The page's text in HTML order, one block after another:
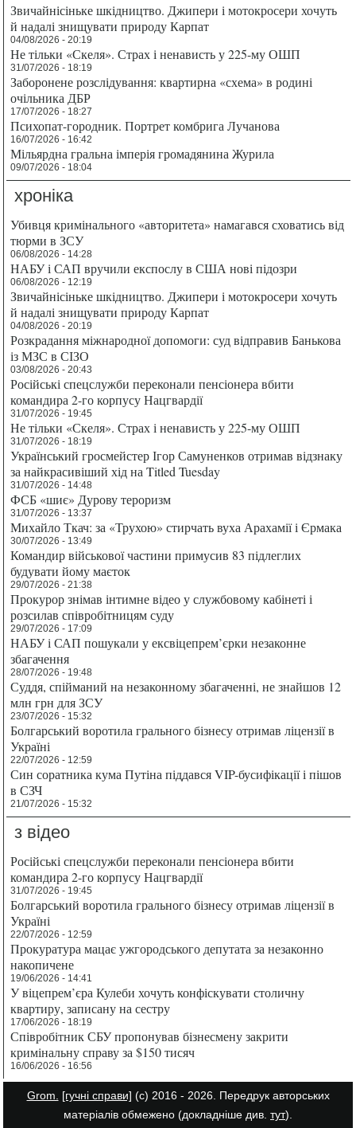
Звичайнісіньке шкідництво. Джипери і мотокросери хочуть
й надалі знищувати природу Карпат
04/08/2026 - 20:19
Не тільки «Скеля». Страх і ненависть у 225-му ОШП
31/07/2026 - 18:19
Заборонене розслідування: квартирна «схема» в родині
очільника ДБР
17/07/2026 - 18:27
Психопат-городник. Портрет комбрига Лучанова
16/07/2026 - 16:42
Мільярдна гральна імперія громадянина Журила
09/07/2026 - 18:04
хроніка
Убивця кримінального «авторитета» намагався сховатись від
тюрми в ЗСУ
06/08/2026 - 14:28
НАБУ і САП вручили експослу в США нові підозри
06/08/2026 - 12:19
Звичайнісіньке шкідництво. Джипери і мотокросери хочуть
й надалі знищувати природу Карпат
04/08/2026 - 20:19
Розкрадання міжнародної допомоги: суд відправив Банькова
із МЗС в СІЗО
03/08/2026 - 20:43
Російські спецслужби переконали пенсіонера вбити
командира 2-го корпусу Нацгвардії
31/07/2026 - 19:45
Не тільки «Скеля». Страх і ненависть у 225-му ОШП
31/07/2026 - 18:19
Український гросмейстер Ігор Самуненков отримав відзнаку
за найкрасивіший хід на Titled Tuesday
31/07/2026 - 14:48
ФСБ «шиє» Дурову тероризм
31/07/2026 - 13:37
Михайло Ткач: за «Трухою» стирчать вуха Арахамії і Єрмака
30/07/2026 - 13:49
Командир військової частини примусив 83 підлеглих
будувати йому маєток
29/07/2026 - 21:38
Прокурор знімав інтимне відео у службовому кабінеті і
розсилав співробітницям суду
29/07/2026 - 17:09
НАБУ і САП пошукали у ексвіцепрем’єрки незаконне
збагачення
28/07/2026 - 19:48
Суддя, спійманий на незаконному збагаченні, не знайшов 12
млн грн для ЗСУ
23/07/2026 - 15:32
Болгарський воротила грального бізнесу отримав ліцензії в
Україні
22/07/2026 - 12:59
Син соратника кума Путіна піддався VIP-бусифікації і пішов
в СЗЧ
21/07/2026 - 15:32
з відео
Російські спецслужби переконали пенсіонера вбити
командира 2-го корпусу Нацгвардії
31/07/2026 - 19:45
Болгарський воротила грального бізнесу отримав ліцензії в
Україні
22/07/2026 - 12:59
Прокуратура мацає ужгородського депутата за незаконно
накопичене
19/06/2026 - 14:41
У віцепрем’єра Кулеби хочуть конфіскувати столичну
квартиру, записану на сестру
17/06/2026 - 18:19
Співробітник СБУ пропонував бізнесмену закрити
кримінальну справу за $150 тисяч
16/06/2026 - 16:56
Grom. [гучні справи] (с) 2016 - 2026. Передрук авторських
матеріалів обмежено (докладніше див. тут).